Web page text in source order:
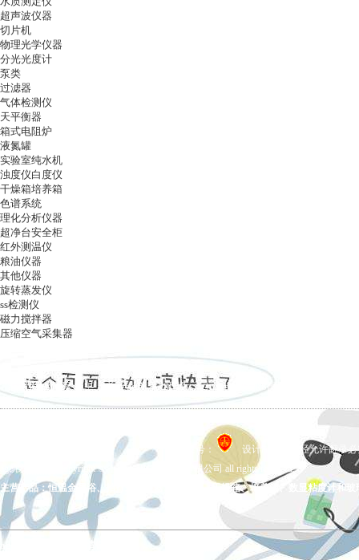
超声波仪器
切片机
物理光学仪器
分光光度计
泵类
过滤器
气体检测仪
天平衡器
箱式电阻炉
液氮罐
实验室纯水机
浊度仪白度仪
干燥箱培养箱
色谱系统
理化分析仪器
超净台安全柜
红外测温仪
粮油仪器
其他仪器
旋转蒸发仪
ss检测仪
磁力搅拌器
压缩空气采集器
ag凯发k8国际 | 关于ag凯发k8国际 | ag凯发k8国际的产品展示
备案号：
设计制作，未经允许翻录
ag凯发k8国际 copyright © 上海五相仪器仪表有限公司 all rights reserved.
主营产品：恒温金属浴、拍打式均质器、氮吹仪、干燥箱、培养箱、数显粘度计和
ag凯发k8国际的友情链接：